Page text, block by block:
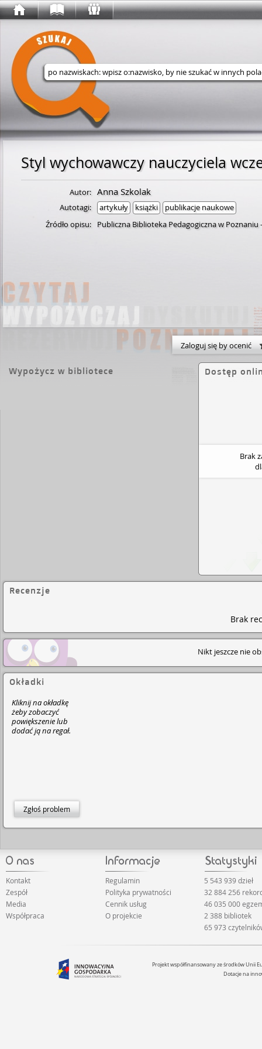
Wyszukaj w serwisie
Styl wychowawczy nauczyciela
Autor: Anna Szkolak
Autotagi: artykuły książki
publikacje naukowe
Źródło opisu:
Publiczna Biblioteka Pedagogiczna w Poznaniu
Zaloguj się by ocenić
Wypożycz w bibliotece Dostęp
Brak
Recenzje
Brak
Nikt jeszcze nie
Okładki
Kliknij na okładkę
żeby zobaczyć
powiększenie lub
dodać ją na regał.
Zgłoś problem
Kontakt
Zespół
Media
Współpraca
Regulamin
Polityka prywatności
Cennik usług
O projekcie
5 543 939 dzieł
32 884 256
46 035 000
2 388 bibliotek
65 973
Projekt współfinansowany ze środków Unii
Dotacje na